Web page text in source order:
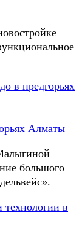
Алматы
большого